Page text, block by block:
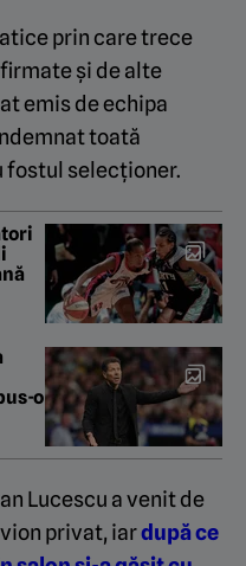
prin care trece
și de alte
emis de echipa
toată
fostul selecționer.
o
Lucescu a venit de
privat, iardupă ce